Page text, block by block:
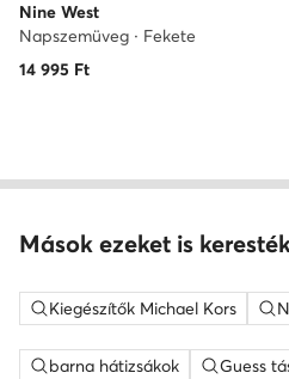
Nine West
Napszemüveg · Fekete
14 995 Ft
Mások ezeket is
Kiegészítők Michael Kors
barna hátizsákok Guess